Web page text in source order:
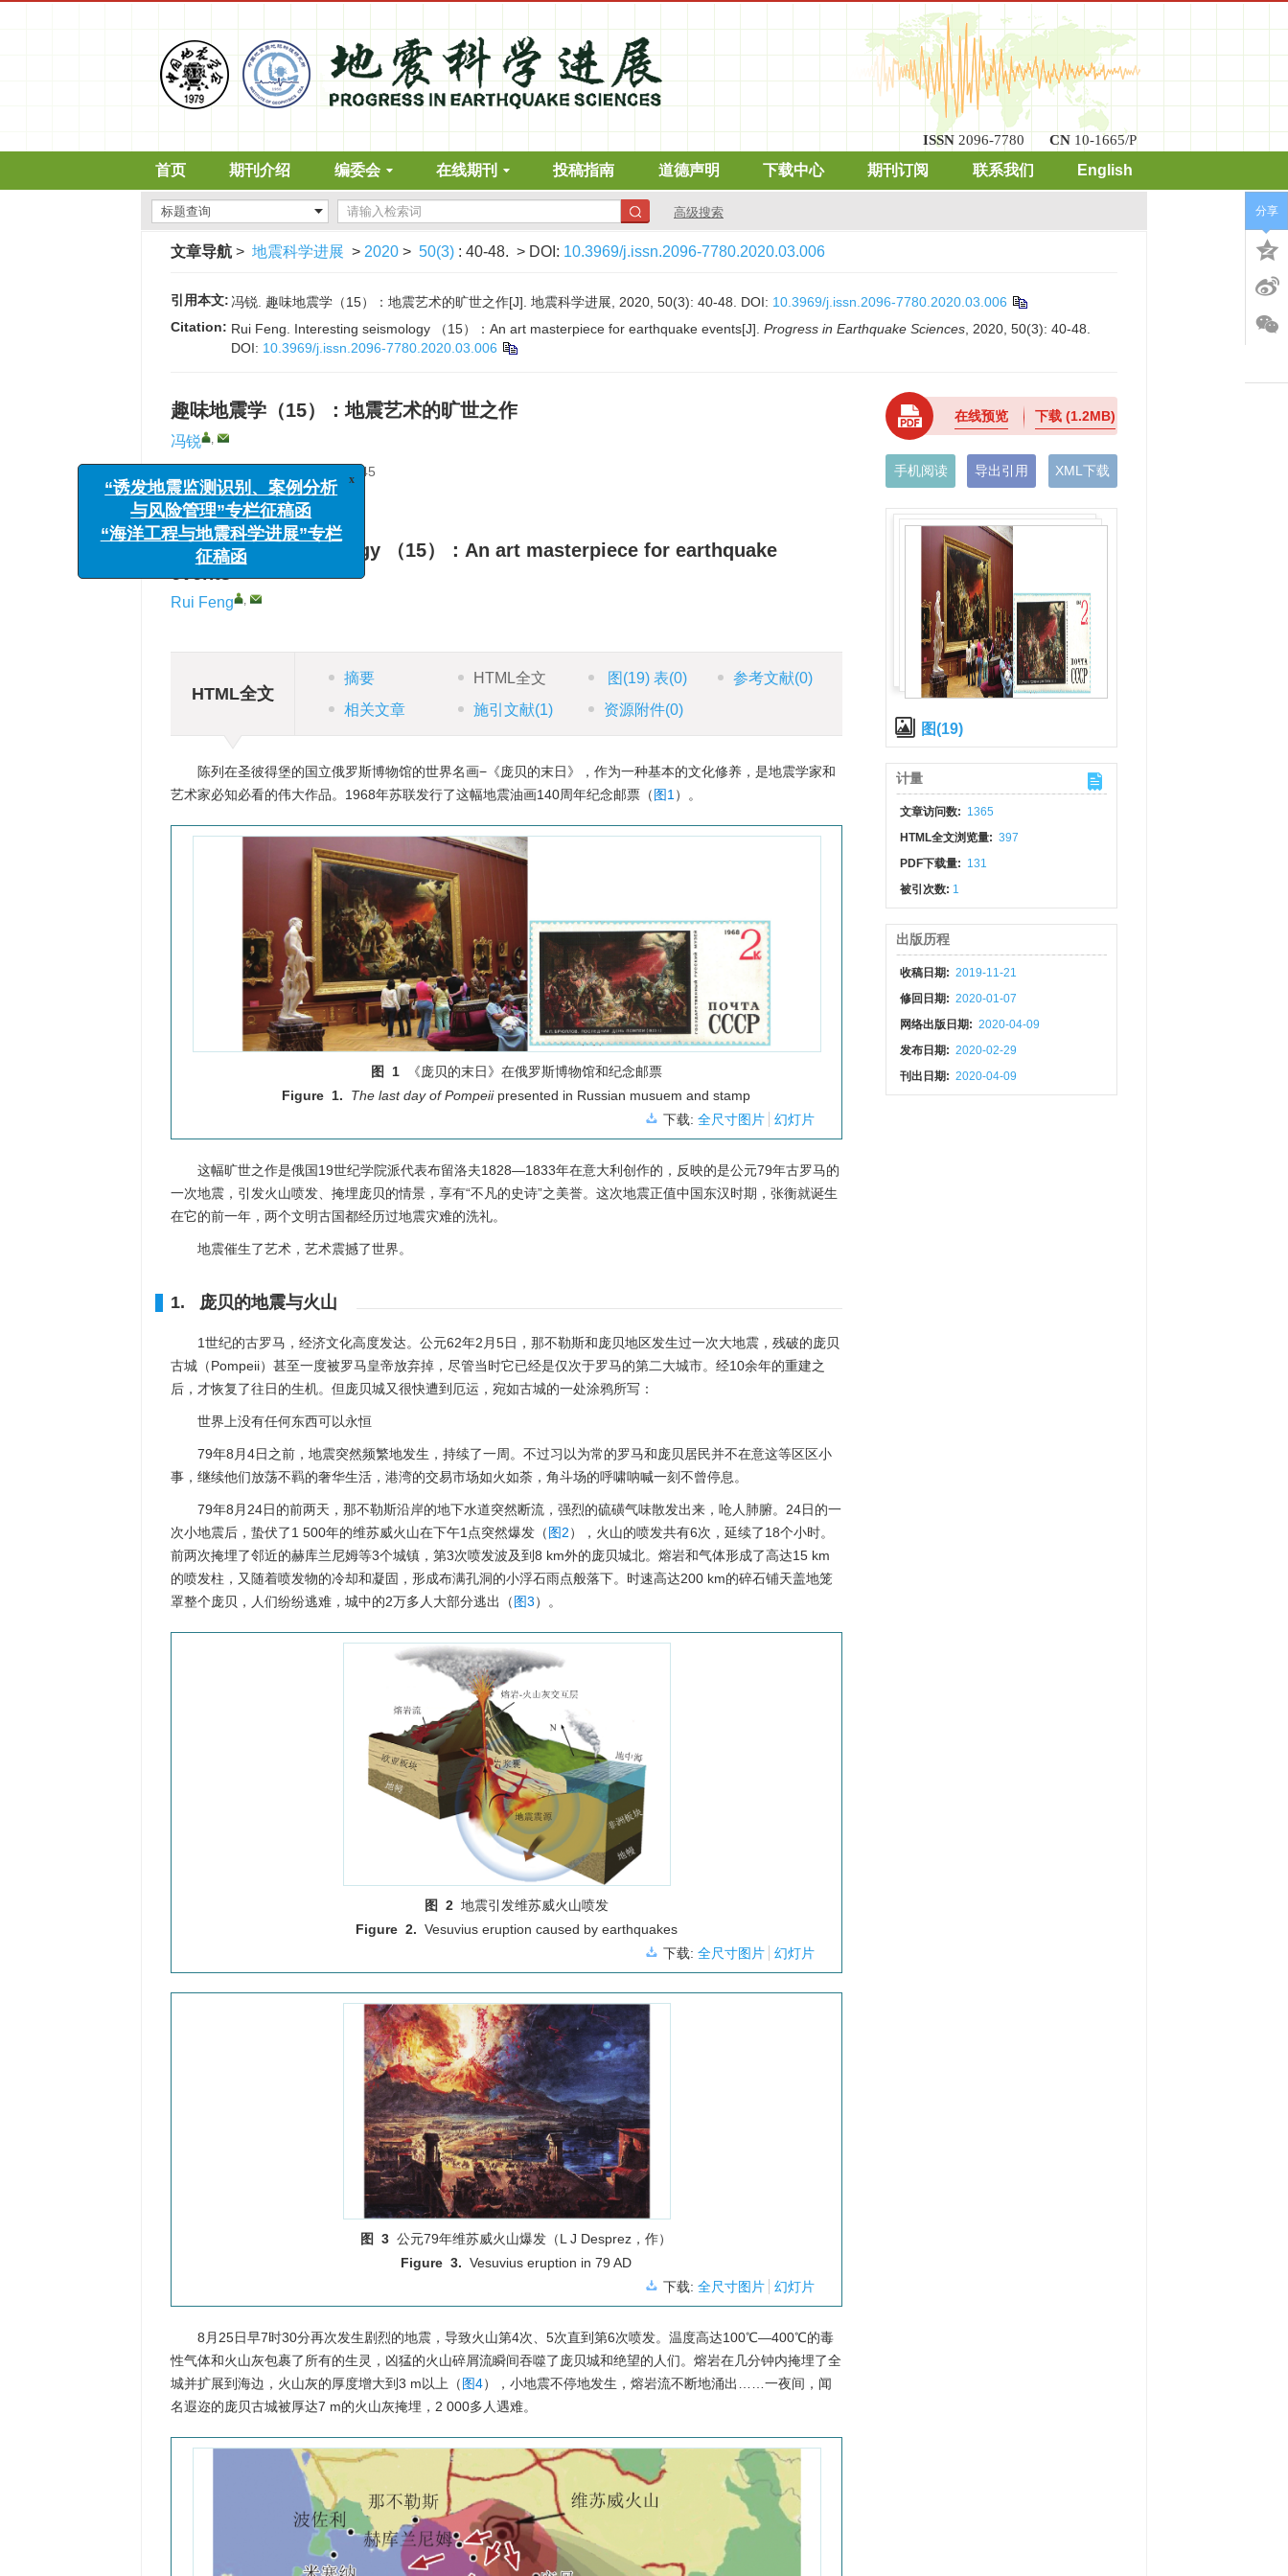
ISSN 2096-7780 CN 10-1665/P
首页 期刊介绍 编委会 在线期刊 投稿指南 道德声明 下载中心 期刊订阅 联系我们 English
高级搜索
文章导航 > 地震科学进展 > 2020 > 50(3) : 40-48. > DOI: 10.3969/j.issn.2096-7780.2020.03.006
引用本文: 冯锐. 趣味地震学（15）：地震艺术的旷世之作[J]. 地震科学进展, 2020, 50(3): 40-48. DOI: 10.3969/j.issn.2096-7780.2020.03.006
Citation: Rui Feng. Interesting seismology （15）：An art masterpiece for earthquake events[J]. Progress in Earthquake Sciences , 2020, 50(3): 40-48.
DOI: 10.3969/j.issn.2096-7780.2020.03.006
趣味地震学（15）：地震艺术的旷世之作
冯锐 ,
中国地震台网中心，北京 100045
详细信息
Interesting seismology （15）：An art masterpiece for earthquake
events
Rui Feng ,
HTML全文
摘要 HTML全文 图 (19)表(0) 参考文献(0)
相关文章
施引文献(1) 资源附件(0)
陈列在圣彼得堡的国立俄罗斯博物馆的世界名画−《庞贝的末日》，作为一种基本的文化修养，是地震学家和
艺术家必知必看的伟大作品。1968年苏联发行了这幅地震油画140周年纪念邮票（图1 ）。
图 1
《庞贝的末日》在俄罗斯博物馆和纪念邮票
Figure 1.
The last day of Pompeiipresented in Russian musuem and stamp
下载:全尺寸图片 幻灯片
这幅旷世之作是俄国19世纪学院派代表布留洛夫1828—1833年在意大利创作的，反映的是公元79年古罗马的
一次地震，引发火山喷发、掩埋庞贝的情景，享有“不凡的史诗”之美誉。这次地震正值中国东汉时期，张衡就诞生
在它的前一年，两个文明古国都经历过地震灾难的洗礼。
地震催生了艺术，艺术震撼了世界。
1. 庞贝的地震与火山
1世纪的古罗马，经济文化高度发达。公元62年2月5日，那不勒斯和庞贝地区发生过一次大地震，残破的庞贝
古城（Pompeii）甚至一度被罗马皇帝放弃掉，尽管当时它已经是仅次于罗马的第二大城市。经10余年的重建之
后，才恢复了往日的生机。但庞贝城又很快遭到厄运，宛如古城的一处涂鸦所写：
世界上没有任何东西可以永恒
79年8月4日之前，地震突然频繁地发生，持续了一周。不过习以为常的罗马和庞贝居民并不在意这等区区小
事，继续他们放荡不羁的奢华生活，港湾的交易市场如火如荼，角斗场的呼啸呐喊一刻不曾停息。
79年8月24日的前两天，那不勒斯沿岸的地下水道突然断流，强烈的硫磺气味散发出来，呛人肺腑。24日的一
次小地震后，蛰伏了1 500年的维苏威火山在下午1点突然爆发（图2），火山的喷发共有6次，延续了18个小时。
前两次掩埋了邻近的赫库兰尼姆等3个城镇，第3次喷发波及到8 km外的庞贝城北。熔岩和气体形成了高达15 km
的喷发柱，又随着喷发物的冷却和凝固，形成布满孔洞的小浮石雨点般落下。时速高达200 km的碎石铺天盖地笼
罩整个庞贝，人们纷纷逃难，城中的2万多人大部分逃出（图3）。
图 2 地震引发维苏威火山喷发
Figure 2. Vesuvius eruption caused by earthquakes
下载:全尺寸图片 幻灯片
图 3 公元79年维苏威火山爆发（L J Desprez，作）
Figure 3. Vesuvius eruption in 79 AD
下载:全尺寸图片 幻灯片
8月25日早7时30分再次发生剧烈的地震，导致火山第4次、5次直到第6次喷发。温度高达100℃—400℃的毒
性气体和火山灰包裹了所有的生灵，凶猛的火山碎屑流瞬间吞噬了庞贝城和绝望的人们。熔岩在几分钟内掩埋了全
城并扩展到海边，火山灰的厚度增大到3 m以上（图4），小地震不停地发生，熔岩流不断地涌出……一夜间，闻
名遐迩的庞贝古城被厚达7 m的火山灰掩埋，2 000多人遇难。
在线预览 下载(1.2MB)
手机阅读 导出引用 XML下载
图(19)
计量
文章访问数: 1365
HTML全文浏览量: 397
PDF下载量: 131
被引次数: 1
出版历程
收稿日期: 2019-11-21
修回日期: 2020-01-07
网络出版日期: 2020-04-09
发布日期: 2020-02-29
刊出日期: 2020-04-09
分享
“诱发地震监测识别、案例分析
与风险管理”专栏征稿函